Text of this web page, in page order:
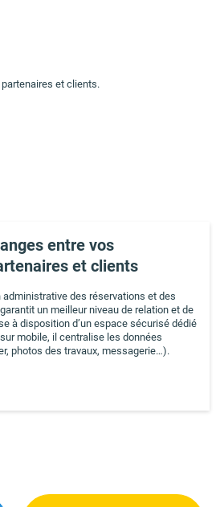
et clients.
entre vos
et clients
des réservations et des
un meilleur niveau de relation et de
à disposition d’un espace sécurisé dédié
mobile, il centralise les données
photos des travaux, messagerie…).